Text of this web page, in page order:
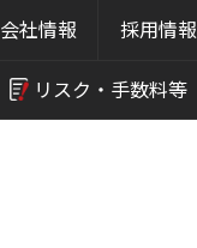
会社情報 採用情報
リスク・ 手数料等